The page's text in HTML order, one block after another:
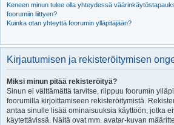
Keneen minun tulee olla yhteydessä
foorumiin liittyen?
Kuinka otan yhteyttä foorumin ylläpitäjään?
Kirjautumisen ja rekisteröitymisen
Miksi minun pitää rekisteröityä?
Sinun ei välttämättä tarvitse, riippuu foorumin
foorumilla kirjoittamiseen rekisteröitymistä.
antaa sinulle lisää ominaisuuksia käyttöön, jotka
käytettävissä. Näitä ovat mm. avatar-kuvan